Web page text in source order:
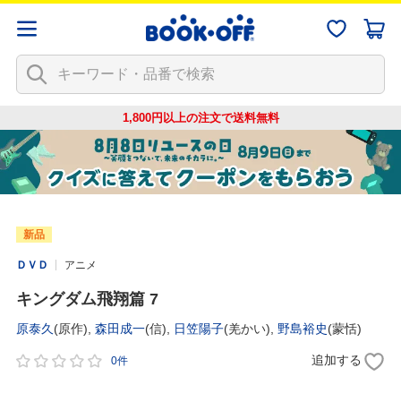
1,800円以上の注文で送料無料
新品
ＤＶＤ アニメ
キングダム飛翔篇 7
原泰久 (原作), 森田成一(信), 日笠陽子(羌かい), 野島裕史(蒙恬)
0件 追加する